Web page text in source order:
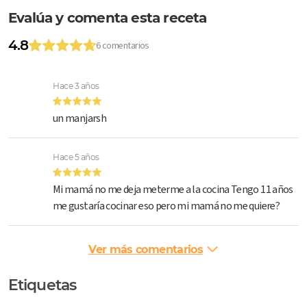
Evalúa y comenta esta receta
4.8
6 comentarios
Hace 3 años
un manjarsh
Hace 5 años
Mi mamá no me deja meterme a la cocina Tengo 11 años
me gustaría cocinar eso pero mi mamá no me quiere?
Ver más comentarios
Etiquetas